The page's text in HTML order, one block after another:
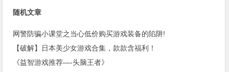
随机文章
网警防骗小课堂之当心低价购买游戏装备的陷阱!
【破解】日本美少女游戏合集，款款含福利！
《益智游戏推荐—-头脑王者》